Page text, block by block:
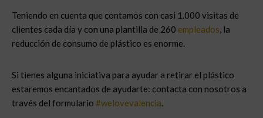
Teniendo en cuenta que contamos con casi 1.000 visitas de
clientes cada día y con una plantilla de 260 empleados, la
reducción de consumo de plástico es enorme.
Si tienes alguna iniciativa para ayudar a retirar el plástico
estaremos encantados de ayudarte: contacta con nosotros a
través del formulario #welovevalencia.